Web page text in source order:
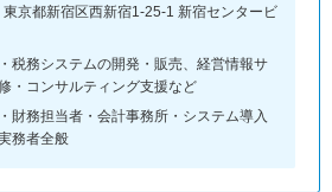
京都新宿区西新宿1-25-1 新宿センタービ
税務システムの開発・販売、経営情報サ
・コンサルティング支援など
財務担当者・会計事務所・システム導入
務者全般